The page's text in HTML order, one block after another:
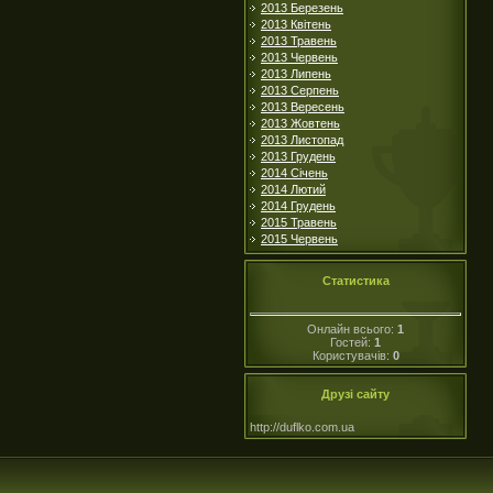
2013 Березень
2013 Квітень
2013 Травень
2013 Червень
2013 Липень
2013 Серпень
2013 Вересень
2013 Жовтень
2013 Листопад
2013 Грудень
2014 Січень
2014 Лютий
2014 Грудень
2015 Травень
2015 Червень
Статистика
Онлайн всього: 1
Гостей: 1
Користувачів: 0
Друзі сайту
http://duflko.com.ua